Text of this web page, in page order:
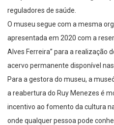
reguladores de saúde.
O museu segue com a mesma
apresentada em 2020 com a
Alves Ferreira” para a realização
acervo permanente disponível
Para a gestora do museu, a
a reabertura do Ruy Menezes é
incentivo ao fomento da cultura
onde qualquer pessoa pode